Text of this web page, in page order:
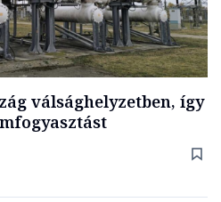
válsághelyzetben, így